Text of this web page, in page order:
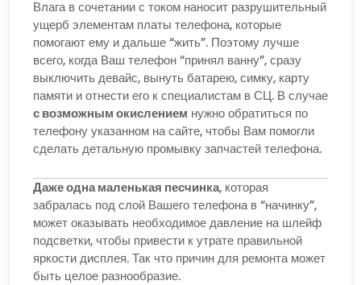
Влага в сочетании с током наносит разрушительный
ущерб элементам платы телефона, которые
помогают ему и дальше “жить”. Поэтому лучше
всего, когда Ваш телефон “принял ванну”, сразу
выключить девайс, вынуть батарею, симку, карту
памяти и отнести его к специалистам в СЦ. В случае
с возможным окислением нужно обратиться по
телефону указанном на сайте, чтобы Вам помогли
сделать детальную промывку запчастей телефона.
Даже одна маленькая песчинка, которая
забралась под слой Вашего телефона в “начинку”,
может оказывать необходимое давление на шлейф
подсветки, чтобы привести к утрате правильной
яркости дисплея. Так что причин для ремонта может
быть целое разнообразие.